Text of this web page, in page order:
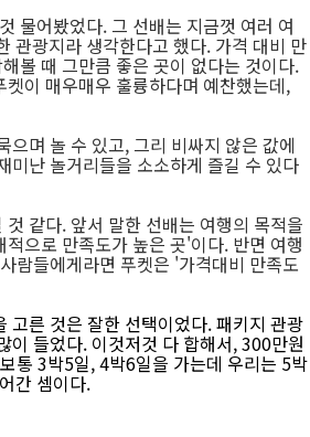
물어봤었다. 그 선배는 지금껏 여러 여
관광지라 생각한다고 했다. 가격 대비 만
볼 때 그만큼 좋은 곳이 없다는 것이다.
이 매우매우 훌륭하다며 예찬했는데,
며 놀 수 있고, 그리 비싸지 않은 값에
미난 놀거리들을 소소하게 즐길 수 있다
같다. 앞서 말한 선배는 여행의 목적을
으로 만족도가 높은 곳'이다. 반면 여행
람들에게라면 푸켓은 '가격대비 만족도
고른 것은 잘한 선택이었다. 패키지 관광
들었다. 이것저것 다 합해서, 300만원
통 3박5일, 4박6일을 가는데 우리는 5박
간 셈이다.